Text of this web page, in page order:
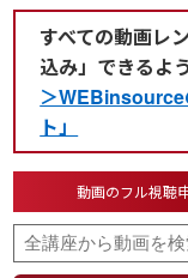
すべての動画レ
込み」できるよ
＞WEBinsource
ト」
動画のフル視聴